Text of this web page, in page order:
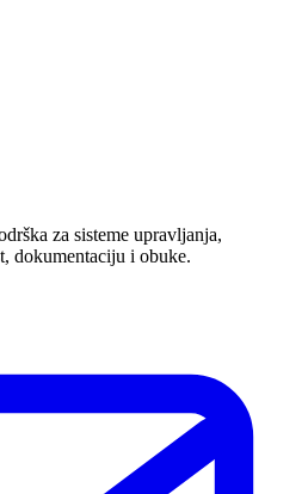
za sisteme upravljanja,
dokumentaciju i obuke.